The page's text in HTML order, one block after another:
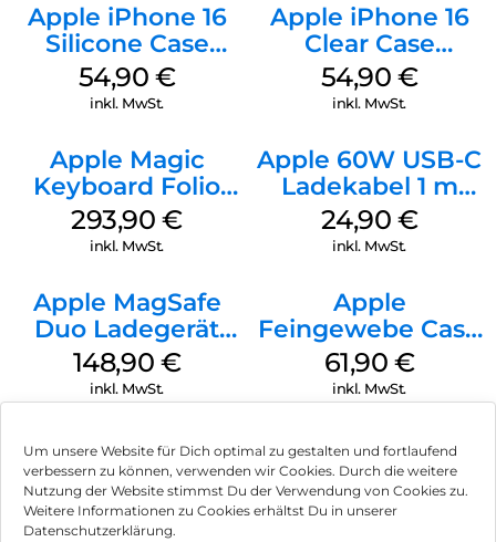
Um unsere Website für Dich optimal zu gestalten und fortlaufend
verbessern zu können, verwenden wir Cookies. Durch die weitere
Nutzung der Website stimmst Du der Verwendung von Cookies zu.
Weitere Informationen zu Cookies erhältst Du in unserer
Datenschutzerklärung.
Apple iPhone 16
Silicone Case
MagSafe Lake
Green
54,90 €
inkl. MwSt.
Apple iPhone 16
Clear Case
MagSafe
Transparent
54,90 €
inkl. MwSt.
Apple Magic
Keyboard Folio
iPad 10.9″ (10.Gen.)
Weiß
293,90€
inkl. MwSt.
Apple 60W USB-C
Ladekabel 1 m
Weiß
24,90 €
inkl. MwSt.
Apple MagSafe
Duo Ladegerät
Weiß
148,90 €
inkl. MwSt.
Apple
Feingewebe Case
iPhone 15 Pro
MagSafe Schwarz
61,90 €
inkl. MwSt.
Impressum